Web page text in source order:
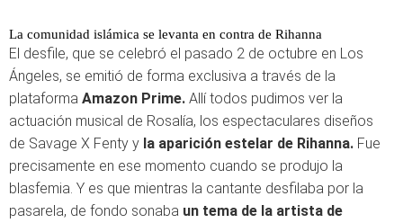
La comunidad islámica se levanta en contra de Rihanna
El desfile, que se celebró el pasado 2 de octubre en Los
Ángeles, se emitió de forma exclusiva a través de la
plataforma Amazon Prime. Allí todos pudimos ver la
actuación musical de Rosalía, los espectaculares diseños
de Savage X Fenty y la aparición estelar de Rihanna. Fue
precisamente en ese momento cuando se produjo la
blasfemia. Y es que mientras la cantante desfilaba por la
pasarela, de fondo sonaba un tema de la artista de